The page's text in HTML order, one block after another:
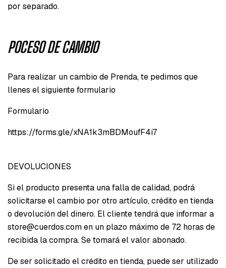
por separado.
POCESO DE CAMBIO
Para realizar un cambio de Prenda, te pedimos que
llenes el siguiente formulario
Formulario
https://forms.gle/xNA1k3mBDMoufF4i7
DEVOLUCIONES
Si el producto presenta una falla de calidad, podrá
solicitarse el cambio por otro artículo, crédito en tienda
o devolución del dinero. El cliente tendrá que informar a
store@cuerdos.comen un plazo máximo de 72 horas de
recibida la compra. Se tomará el valor abonado.
De ser solicitado el crédito en tienda, puede ser utilizado